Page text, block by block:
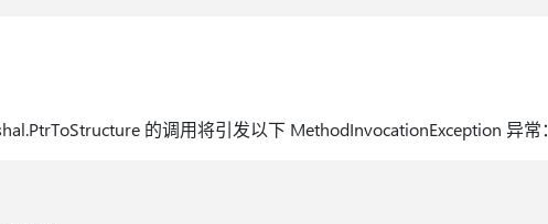
的调用将引发以下 MethodInvocationException 异常：